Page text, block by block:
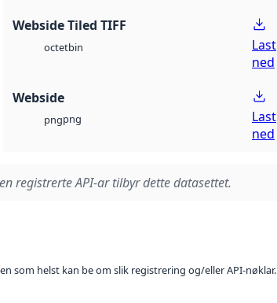
Webside Tiled TIFF
octetbin
Last
ned
Webside
pngpng
Last
ned
registrerte API-ar tilbyr dette datasettet.
som helst kan be om slik registrering og/eller API-nøklar.